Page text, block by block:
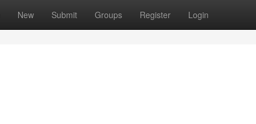
New Submit Groups Register Login